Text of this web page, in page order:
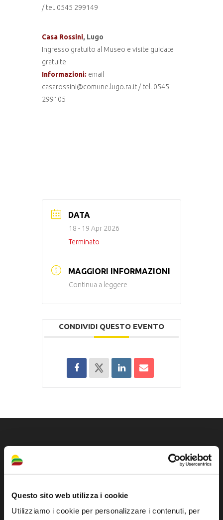
Questo sito web utilizza i cookie
Utilizziamo i cookie per personalizzare i contenuti, per
/ tel. 0545 299149
Casa Rossini, Lugo
Ingresso gratuito al Museo e visite guidate
gratuite
Informazioni: email
casarossini@comune.lugo.ra.it / tel. 0545
299105
DATA
18 - 19 Apr 2026
Terminato
MAGGIORI INFORMAZIONI
Continua a leggere
CONDIVIDI QUESTO EVENTO